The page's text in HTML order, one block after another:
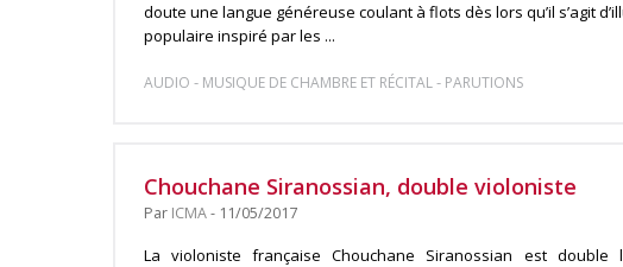
doute une langue généreuse coulant à flots dès lors qu’il s’agit
populaire inspiré par les ...
AUDIO - MUSIQUE DE CHAMBRE ET RÉCITAL- PARUTIONS
Chouchane Siranossian, double violoniste
Par ICMA- 11/05/2017
La violoniste française Chouchane Siranossian est double